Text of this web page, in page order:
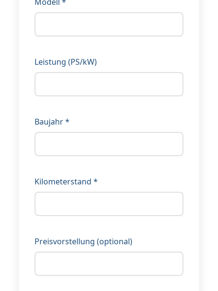
Leistung (PS/kW)
Baujahr *
Kilometerstand *
Preisvorstellung (optional)